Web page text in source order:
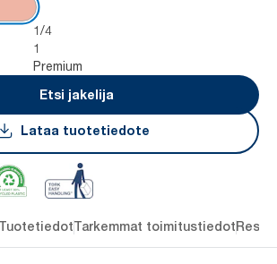
1/4
1
Premium
Etsi jakelija
Lataa tuotetiedote
TuotetiedotTarkemmat toimitustiedot